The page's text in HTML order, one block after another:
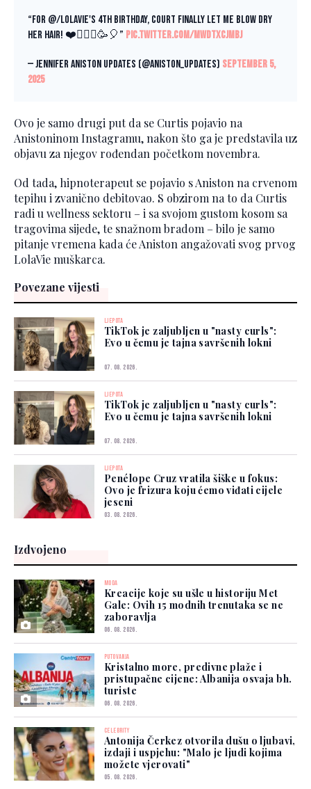
“For @/Lolavie's 4th birthday, Court finally let me blow dry
her hair! ❤️💁🏼‍♀️🥳🎈” pic.twitter.com/mwDtXCJmBj
— jennifer aniston updates (@aniston_updates) September 5,
2025
Ovo je samo drugi put da se Curtis pojavio na
Anistoninom Instagramu, nakon što ga je predstavila uz
objavu za njegov rođendan početkom novembra.
Od tada, hipnoterapeut se pojavio s Aniston na crvenom
tepihu i zvanično debitovao. S obzirom na to da Curtis
radi u wellness sektoru – i sa svojom gustom kosom sa
tragovima sijede, te snažnom bradom – bilo je samo
pitanje vremena kada će Aniston angažovati svog prvog
LolaVie muškarca.
Povezane vijesti
LJEPOTA
TikTok je zaljubljen u "nasty curls":
Evo u čemu je tajna savršenih lokni
07. 08. 2026.
LJEPOTA
TikTok je zaljubljen u "nasty curls":
Evo u čemu je tajna savršenih lokni
07. 08. 2026.
LJEPOTA
Penélope Cruz vratila šiške u fokus:
Ovo je frizura koju ćemo viđati cijele
jeseni
03. 08. 2026.
Izdvojeno
MODA
Kreacije koje su ušle u historiju Met
Gale: Ovih 15 modnih trenutaka se ne
zaboravlja
06. 08. 2026.
PUTOVANJA
Kristalno more, predivne plaže i
pristupačne cijene: Albanija osvaja bh.
turiste
06. 08. 2026.
CELEBRITY
Antonija Čerkez otvorila dušu o ljubavi,
izdaji i uspjehu: "Malo je ljudi kojima
možete vjerovati"
05. 08. 2026.